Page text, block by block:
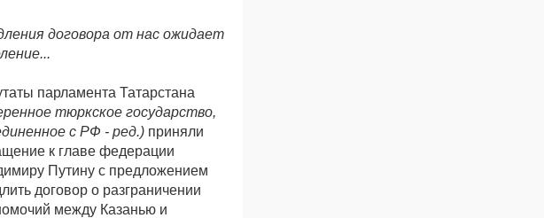
договора от нас ожидает
парламента Татарстана
тюркское государство,
с РФ - ред.) приняли
к главе федерации
Путину с предложением
договор о разграничении
между Казанью и